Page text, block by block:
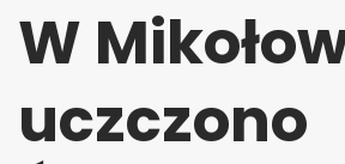
W
uczczono